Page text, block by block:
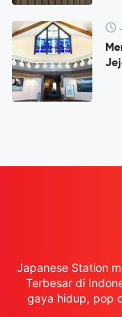
Japanese Station
Terbesar di
gaya hidup, pop